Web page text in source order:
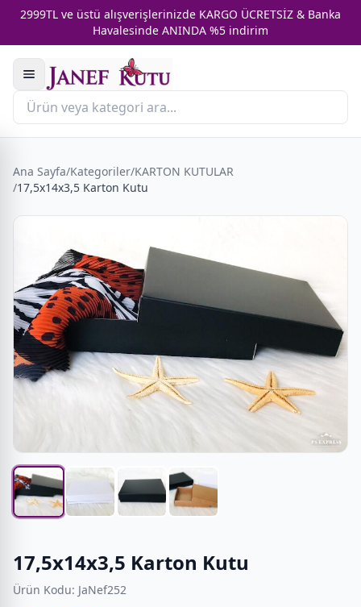
2999TL ve üstü alışverişlerinizde KARGO ÜCRETSİZ & Banka
Havalesinde ANINDA %5 indirim
Ana Sayfa/Kategoriler/KARTON KUTULAR
/17,5x14x3,5 Karton Kutu
17,5x14x3,5 Karton Kutu
Ürün Kodu: JaNef252